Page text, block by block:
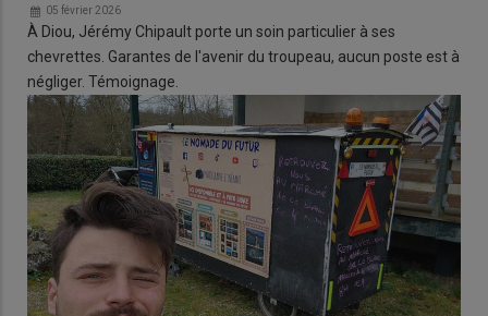
05 février 2026
À Diou, Jérémy Chipault porte un soin particulier à ses
chevrettes. Garantes de l'avenir du troupeau, aucun poste est à
négliger. Témoignage.